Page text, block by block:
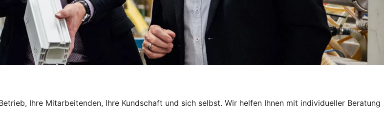
Ihre Mitarbeitenden, Ihre Kundschaft und sich selbst. Wir helfen Ihnen mit individueller Beratung